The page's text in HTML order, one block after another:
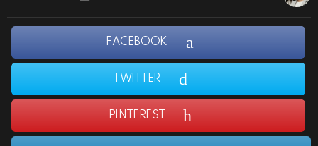
FACEBOOK
TWITTER
PINTEREST